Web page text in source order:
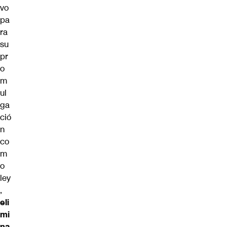
vo
pa
ra
su
pr
o
m
ul
ga
ció
n
co
m
o
ley
,
eli
mi